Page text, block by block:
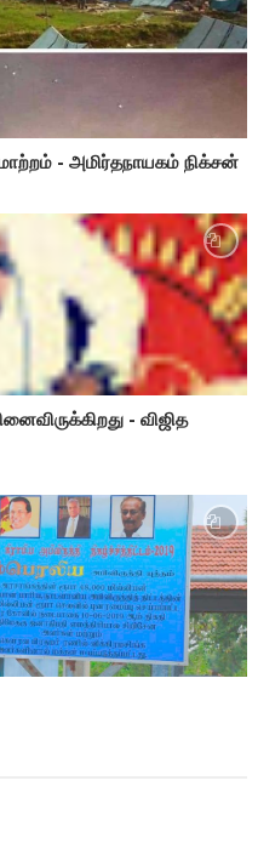
- அமிர்தநாயகம் நிக்சன்
- விஜித